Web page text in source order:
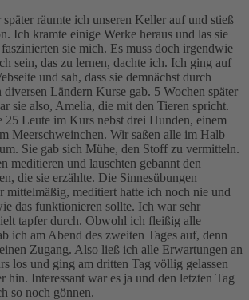
räumte ich unseren Keller auf und stieß
Ich kramte einige Werke heraus und las sie
sie mich. Es muss doch irgendwie
sein, das zu lernen, dachte ich. Ich ging auf
und sah, dass sie demnächst durch
Ländern Kurse gab. 5 Wochen später
sie also, Amelia, die mit den Tieren spricht.
25 Leute im Kurs nebst drei Hunden, einem
Meerschweinchen. Wir saßen alle im Halb
Sie gab sich Mühe, den Stoff zu vermitteln.
meditieren und lauschten gebannt den
die sie erzählte. Die Sinnesübungen
mittelmäßig, meditiert hatte ich noch nie und
das funktionieren sollte. Ich war sehr
tapfer durch. Obwohl ich fleißig alle
ich am Abend des zweiten Tages auf, denn
Zugang. Also ließ ich alle Erwartungen an
los und ging am dritten Tag völlig gelassen
hin. Interessant war es ja und den letzten Tag
so noch gönnen.